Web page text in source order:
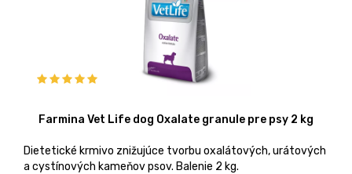
Farmina Vet Life dog Oxalate granule pre psy 2 kg
Dietetické krmivo znižujúce tvorbu oxalátových, urátových
a cystínových kameňov psov. Balenie 2 kg.